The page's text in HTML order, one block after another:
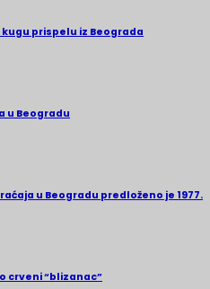
prispelu iz Beograda
u Beogradu
u Beogradu predloženo je 1977.
crveni “blizanac”